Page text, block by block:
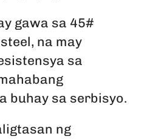
gawa sa 45#
na may
sa
buhay sa serbisyo.
ng